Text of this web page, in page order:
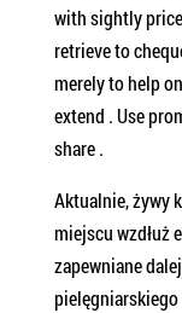
with sightly
retrieve to
merely to help
extend . Use
share .
Aktualnie, żywy
miejscu wzdłuż
zapewniane